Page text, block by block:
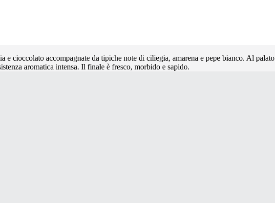
cioccolato accompagnate da tipiche note di ciliegia, amarena e pepe bianco. Al
aromatica intensa. Il finale è fresco, morbido e sapido.